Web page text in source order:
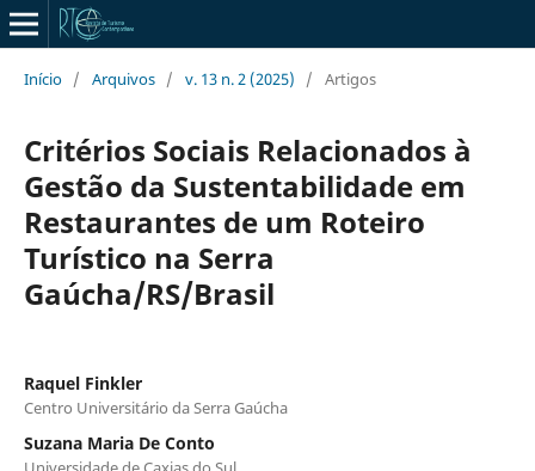
Início / Arquivos / v. 13 n. 2 (2025) / Artigos
Critérios Sociais Relacionados à
Gestão da Sustentabilidade em
Restaurantes de um Roteiro
Turístico na Serra
Gaúcha/RS/Brasil
Raquel Finkler
Centro Universitário da Serra Gaúcha
Suzana Maria De Conto